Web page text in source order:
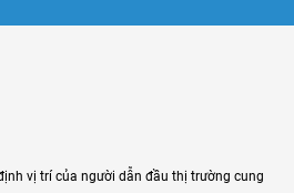
vị trí của người dẫn đầu thị trường cung